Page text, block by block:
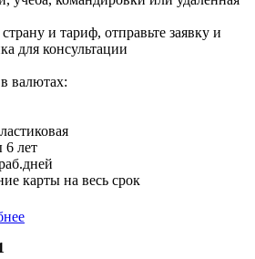
и тариф, отправьте заявку и
для консультации
валютах:
6 лет
карты на весь срок